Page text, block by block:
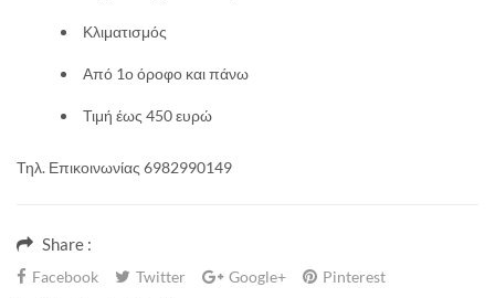
Κλιματισμός
Από 1ο όροφο και πάνω
Τιμή έως 450 ευρώ
Τηλ. Επικοινωνίας 6982990149
Share :
Facebook Twitter Google+
Pinterest